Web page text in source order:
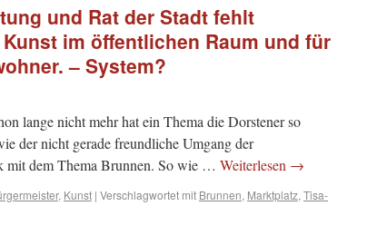
und Rat der Stadt fehlt
im öffentlichen Raum und für
– System?
lange nicht mehr hat ein Thema die Dorstener so
der nicht gerade freundliche Umgang der
mit dem Thema Brunnen. So wie … Weiterlesen →
, Kunst | Verschlagwortet mit Brunnen, Marktplatz, Tisa-